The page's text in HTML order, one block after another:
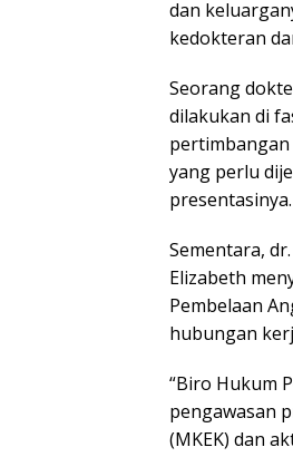
dan
kedokteran
Seorang
dilakukan di
yang perlu
presentasinya.
Sementara,
Elizabeth
Pembelaan
hubungan
“Biro Hukum
pengawasan
(MKEK) dan